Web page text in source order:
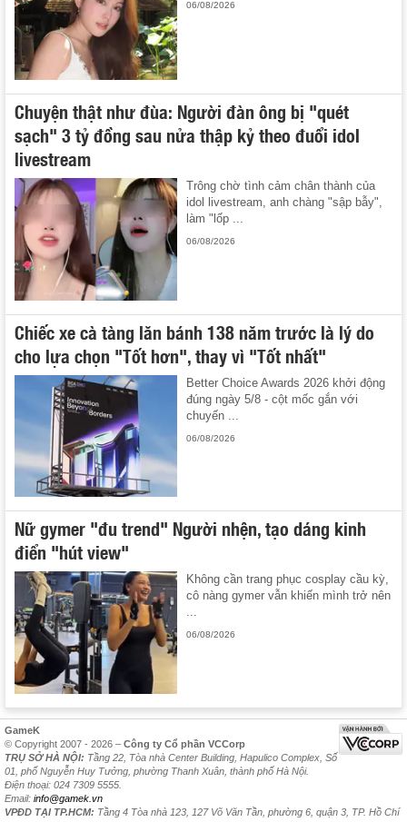
06/08/2026
Chuyện thật như đùa: Người đàn ông bị "quét
sạch" 3 tỷ đồng sau nửa thập kỷ theo đuổi idol
livestream
Trông chờ tình cảm chân thành của
idol livestream, anh chàng "sập bẫy",
làm "lốp ...
06/08/2026
Chiếc xe cà tàng lăn bánh 138 năm trước là lý do
cho lựa chọn "Tốt hơn", thay vì "Tốt nhất"
Better Choice Awards 2026 khởi động
đúng ngày 5/8 - cột mốc gắn với
chuyến ...
06/08/2026
Nữ gymer "đu trend" Người nhện, tạo dáng kinh
điển "hút view"
Không cần trang phục cosplay cầu kỳ,
cô nàng gymer vẫn khiến mình trở nên
...
06/08/2026
GameK
© Copyright 2007 - 2026 – Công ty Cổ phần VCCorp
TRỤ SỞ HÀ NỘI: Tầng 22, Tòa nhà Center Building, Hapulico Complex, Số
01, phố Nguyễn Huy Tưởng, phường Thanh Xuân, thành phố Hà Nội.
Điện thoại: 024 7309 5555.
Email: info@gamek.vn
VPĐD TẠI TP.HCM: Tầng 4 Tòa nhà 123, 127 Võ Văn Tần, phường 6, quận 3, TP. Hồ Chí